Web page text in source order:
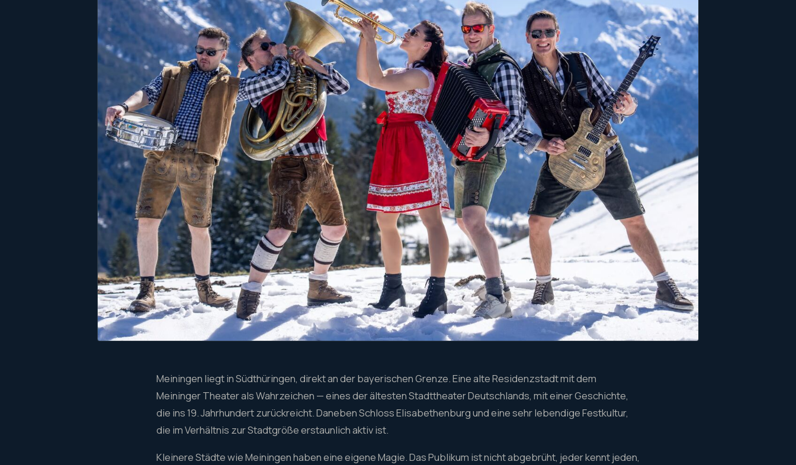
Meiningen liegt in Südthüringen, direkt an der bayerischen Grenze. Eine alte Residenzstadt mit dem
Meininger Theater als Wahrzeichen — eines der ältesten Stadttheater Deutschlands, mit einer Geschichte,
die ins 19. Jahrhundert zurückreicht. Daneben Schloss Elisabethenburg und eine sehr lebendige Festkultur,
die im Verhältnis zur Stadtgröße erstaunlich aktiv ist.
Kleinere Städte wie Meiningen haben eine eigene Magie. Das Publikum ist nicht abgebrüht, jeder kennt jeden,